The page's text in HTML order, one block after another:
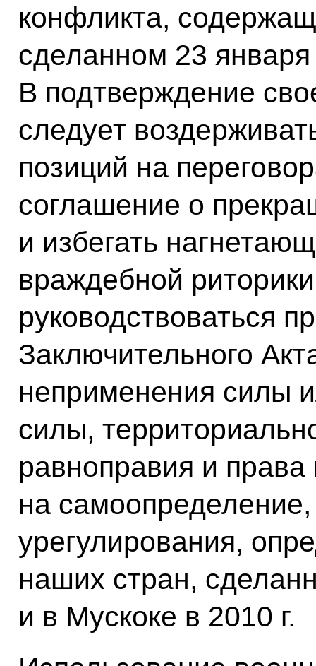
конфликта,
сделанном 23
В подтверждение
следует
позиций на
соглашение о
и избегать
враждебной
руководствоваться
Заключительного
неприменения силы
силы,
равноправия и права
на
урегулирования,
наших стран,
и в Мускоке в 2010 г.